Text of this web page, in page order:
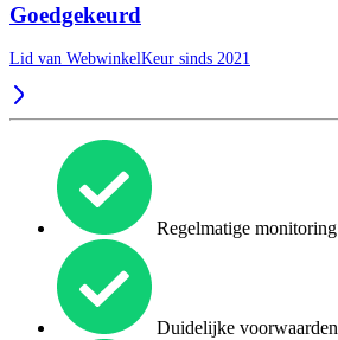
Goedgekeurd
Lid van WebwinkelKeur sinds 2021
Regelmatige monitoring
Duidelijke voorwaarden